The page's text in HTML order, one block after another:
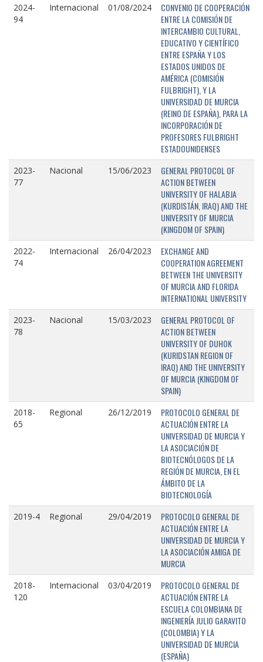
2024-
94
Internacional 01/08/2024
CONVENIO DE COOPERACIÓN
ENTRE LA COMISIÓN DE
INTERCAMBIO CULTURAL,
EDUCATIVO Y CIENTÍFICO
ENTRE ESPAÑA Y LOS
ESTADOS UNIDOS DE
AMÉRICA (COMISIÓN
FULBRIGHT), Y LA
UNIVERSIDAD DE MURCIA
(REINO DE ESPAÑA), PARA LA
INCORPORACIÓN DE
PROFESORES FULBRIGHT
ESTADOUNIDENSES
2023-
77
Nacional 15/06/2023
GENERAL PROTOCOL OF
ACTION BETWEEN
UNIVERSITY OF HALABJA
(KURDISTÁN, IRAQ) AND THE
UNIVERSITY OF MURCIA
(KINGDOM OF SPAIN)
2022-
74
Internacional 26/04/2023
EXCHANGE AND
COOPERATION AGREEMENT
BETWEEN THE UNIVERSITY
OF MURCIA AND FLORIDA
INTERNATIONAL UNIVERSITY
2023-
78
Nacional 15/03/2023
GENERAL PROTOCOL OF
ACTION BETWEEN
UNIVERSITY OF DUHOK
(KURIDSTAN REGION OF
IRAQ) AND THE UNIVERSITY
OF MURCIA (KINGDOM OF
SPAIN)
2018-
65
Regional 26/12/2019
PROTOCOLO GENERAL DE
ACTUACIÓN ENTRE LA
UNIVERSIDAD DE MURCIA Y
LA ASOCIACIÓN DE
BIOTECNÓLOGOS DE LA
REGIÓN DE MURCIA, EN EL
ÁMBITO DE LA
BIOTECNOLOGÍA
2019-4 Regional 29/04/2019
PROTOCOLO GENERAL DE
ACTUACIÓN ENTRE LA
UNIVERSIDAD DE MURCIA Y
LA ASOCIACIÓN AMIGA DE
MURCIA
2018-
120
Internacional 03/04/2019
PROTOCOLO GENERAL DE
ACTUACIÓN ENTRE LA
ESCUELA COLOMBIANA DE
INGENIERÍA JULIO GARAVITO
(COLOMBIA) Y LA
UNIVERSIDAD DE MURCIA
(ESPAÑA)